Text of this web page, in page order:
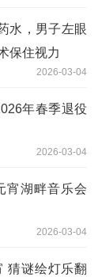
水，男子左眼
保住视力
2026-03-04
年春季退役
2026-03-04
宵湖畔音乐会
2026-03-04
猜谜绘灯乐翻